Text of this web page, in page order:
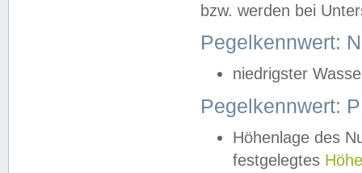
bzw. werden bei
Pegelkennwert:
niedrigster
Pegelkennwert:
Höhenlage des
festgelegtes